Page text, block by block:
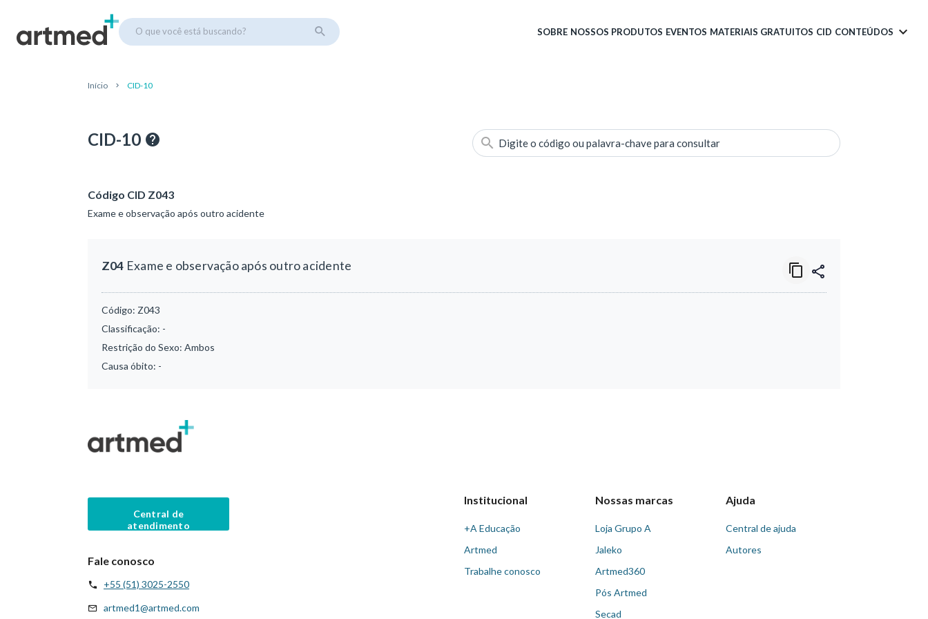
O que você está buscando? SOBRE NOSSOS PRODUTOS EVENTOS MATERIAIS GRATUITOS CID CONTEÚDOS
Início CID-10
CID-10 Digite o código ou palavra-chave para consultar
Código CID Z043
Exame e observação após outro acidente
Z04 Exame e observação após outro acidente
Código: Z043
Classificação: -
Restrição do Sexo: Ambos
Causa óbito: -
Central de
atendimento
Fale conosco
+55 (51) 3025-2550
artmed1@artmed.com
Institucional
+A Educação
Artmed
Trabalhe conosco
Nossas marcas
Loja Grupo A
Jaleko
Artmed360
Pós Artmed
Secad
Ajuda
Central de ajuda
Autores